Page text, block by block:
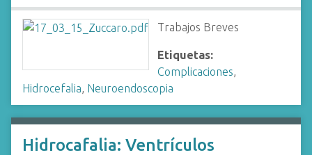
Trabajos Breves
Etiquetas:
Complicaciones,
Hidrocefalia, Neuroendoscopia
Hidrocafalia: Ventrículos